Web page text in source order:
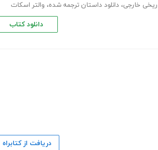
خارجی، دانلود داستان ترجمه شده، والتر اسکات
دانلود کتاب
دریافت از کتابراه